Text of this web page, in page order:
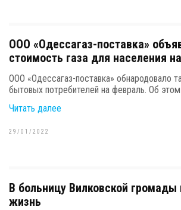
ООО «Одессагаз-поставка»
стоимость газа для населения
ООО «Одессагаз-поставка» обнародовало
бытовых потребителей на февраль. Об
Читать далее
29/01/2022
В больницу Вилковской громады
жизнь